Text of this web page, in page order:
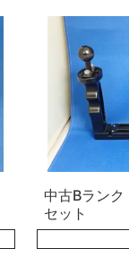
中古Bラン
セット